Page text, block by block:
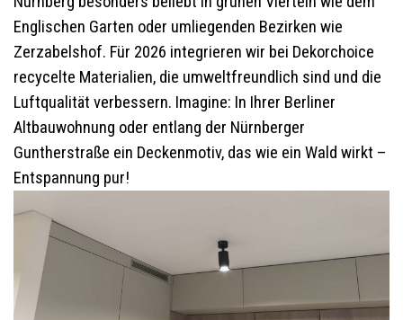
Englischen Garten oder umliegenden Bezirken wie
Zerzabelshof. Für 2026 integrieren wir bei Dekorchoice
recycelte Materialien, die umweltfreundlich sind und die
Luftqualität verbessern. Imagine: In Ihrer Berliner
Altbauwohnung oder entlang der Nürnberger
Guntherstraße ein Deckenmotiv, das wie ein Wald wirkt –
Entspannung pur!